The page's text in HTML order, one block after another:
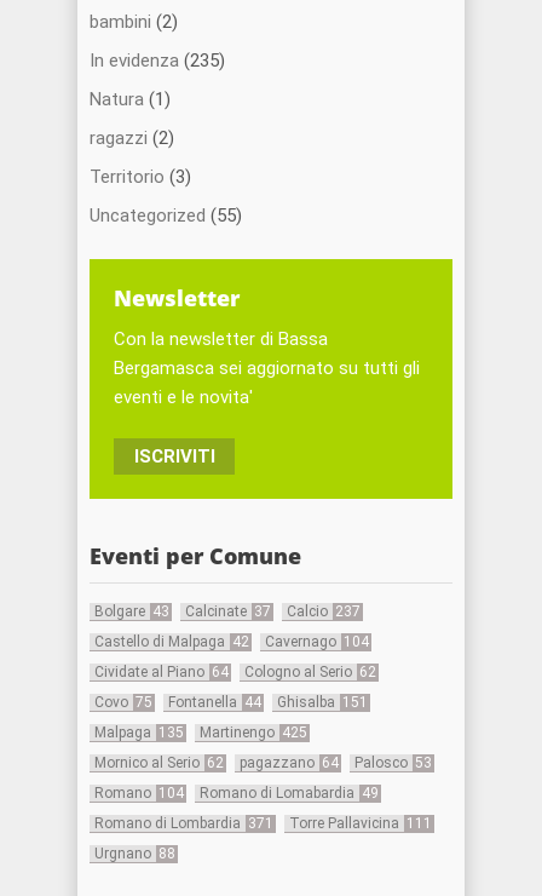
bambini (2)
In evidenza (235)
Natura (1)
ragazzi (2)
Territorio (3)
Uncategorized (55)
Newsletter
Con la newsletter di Bassa
Bergamasca sei aggiornato su tutti gli
eventi e le novita'
ISCRIVITI
Eventi per Comune
Bolgare 43 Calcinate 37 Calcio 237
Castello di Malpaga 42 Cavernago 104
Cividate al Piano 64 Cologno al Serio 62
Covo 75 Fontanella 44 Ghisalba 151
Malpaga 135 Martinengo 425
Mornico al Serio 62 pagazzano 64 Palosco 53
Romano 104 Romano di Lomabardia 49
Romano di Lombardia 371 Torre Pallavicina 111
Urgnano 88